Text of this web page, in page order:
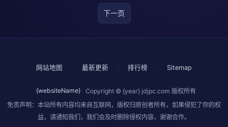
下一页
网站地图 最新更新 排行榜 Sitemap
{websiteName} Copyright © {year} jdjpc.com 版权所有
免责声明：本站所有内容均来自互联网，版权归原创者所有，如果侵犯了你的权
益，请通知我们，我们会及时删除侵权内容，谢谢合作。